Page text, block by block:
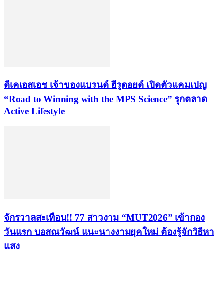
ดีเคเอสเอช เจ้าของแบรนด์ ฮีรูดอยด์ เปิดตัวแคมเปญ
“Road to Winning with the MPS Science” รุกตลาด
Active Lifestyle
จักรวาลสะเทือน!! 77 สาวงาม “MUT2026” เข้ากอง
วันแรก บอสณวัฒน์ แนะนางงามยุคใหม่ ต้องรู้จักวิธีหา
แสง